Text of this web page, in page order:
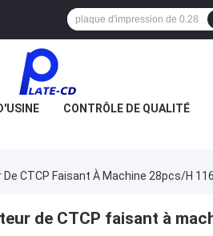
CONTRÔLE DE QUALITÉ
De CTCP Faisant À Machine 28pcs/H
de CTCP faisant à